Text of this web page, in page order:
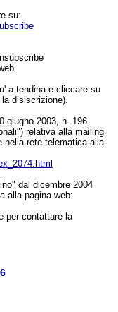
su:
a tendina e cliccare su
disiscrizione).
giugno 2003, n. 196
relativa alla mailing
nella rete telematica alla
dal dicembre 2004
alla pagina web:
per contattare la